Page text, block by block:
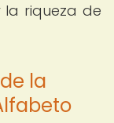
riqueza de
la